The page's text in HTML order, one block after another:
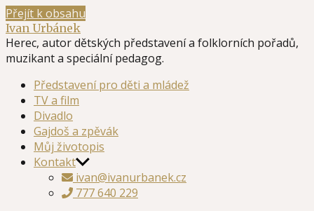
Přejít k obsahu
Ivan Urbánek
Herec, autor dětských představení a folklorních pořadů,
muzikant a speciální pedagog.
Představení pro děti a mládež
TV a film
Divadlo
Gajdoš a zpěvák
Můj životopis
Kontakt
ivan@ivanurbanek.cz
777 640 229